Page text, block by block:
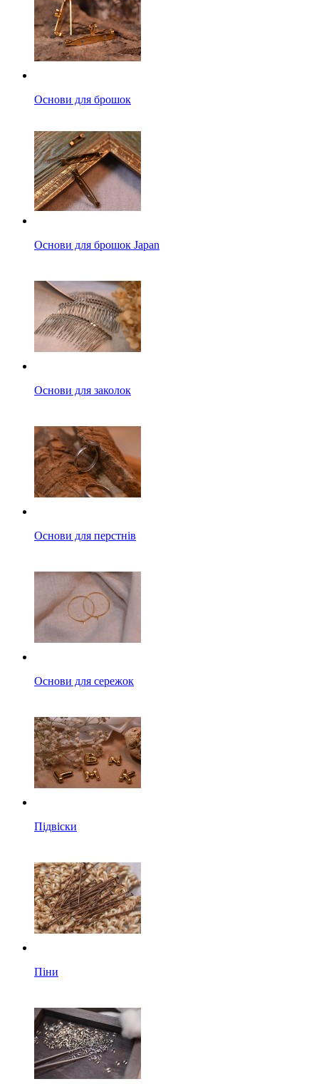
Основи для брошок
Основи для брошок Japan
Основи для заколок
Основи для перстнів
Основи для сережок
Підвіски
Піни